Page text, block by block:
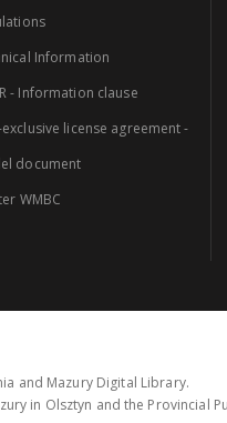
Information
- Information clause
license agreement -
document
WMBC
and Mazury Digital Library.
in Olsztyn and the Provincial